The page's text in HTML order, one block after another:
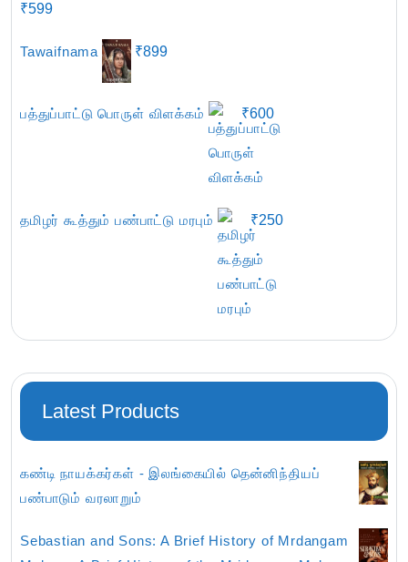
₹599
Tawaifnama ₹899
பத்துப்பாட்டு பொருள் விளக்கம் ₹600
தமிழர் கூத்தும் பண்பாட்டு மரபும் ₹250
Latest Products
கண்டி நாயக்கர்கள் - இலங்கையில் தென்னிந்தியப்
பண்பாடும் வரலாறும்
Sebastian and Sons: A Brief History of Mrdangam